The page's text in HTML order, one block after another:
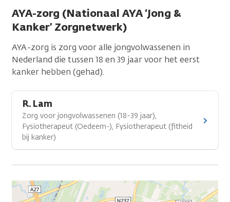
AYA-zorg (Nationaal AYA ‘Jong &
Kanker’ Zorgnetwerk)
AYA-zorg is zorg voor alle jongvolwassenen in
Nederland die tussen 18 en 39 jaar voor het eerst
kanker hebben (gehad).
R. Lam
Zorg voor jongvolwassenen (18-39 jaar),
Fysiotherapeut (Oedeem-), Fysiotherapeut (fitheid
bij kanker)